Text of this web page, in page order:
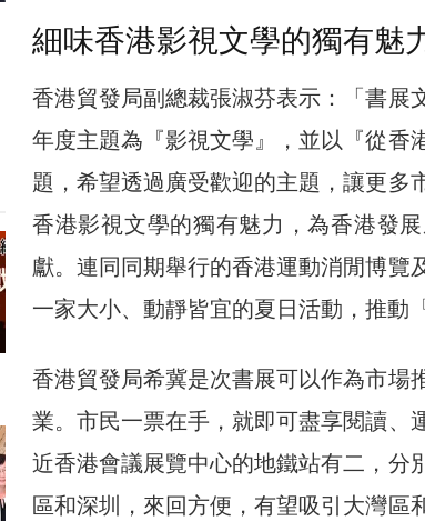
細味香港影視文學的獨有魅
香港貿發局副總裁張淑芬表示：「書展
年度主題為『影視文學』，並以『從香
題，希望透過廣受歡迎的主題，讓更多
香港影視文學的獨有魅力，為香港發
獻。連同同期舉行的香港運動消閒博覽
一家大小、動靜皆宜的夏日活動，推動
香港貿發局希冀是次書展可以作為市場
業。市民一票在手，就即可盡享閱讀、
近香港會議展覽中心的地鐵站有二，分
區和深圳，來回方便，有望吸引大灣區